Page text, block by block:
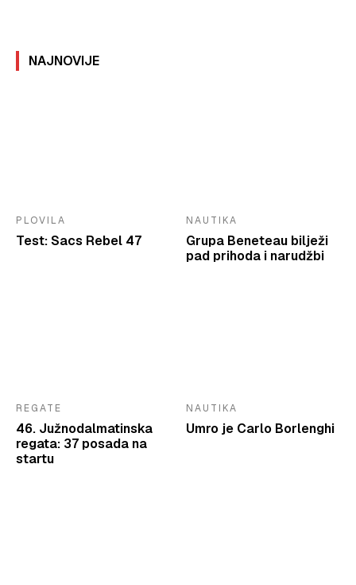
NAJNOVIJE
PLOVILA
Test: Sacs Rebel 47
NAUTIKA
Grupa Beneteau bilježi
pad prihoda i narudžbi
REGATE
46. Južnodalmatinska
regata: 37 posada na
startu
NAUTIKA
Umro je Carlo Borlenghi